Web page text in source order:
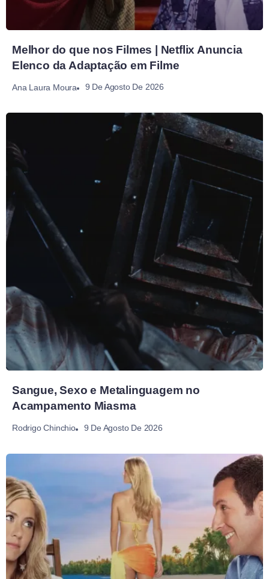
Melhor do que nos Filmes | Netflix Anuncia
Elenco da Adaptação em Filme
Ana Laura Moura 9 De Agosto De 2026
Sangue, Sexo e Metalinguagem no
Acampamento Miasma
Rodrigo Chinchio 9 De Agosto De 2026